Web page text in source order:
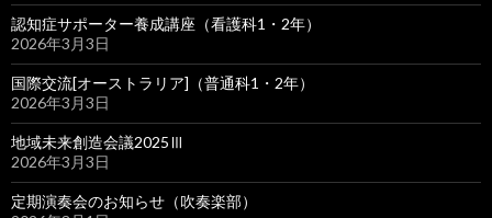
認知症サポーター養成講座（看護科1・2年）
2026年3月3日
国際交流[オーストラリア]（普通科1・2年）
2026年3月3日
地域未来創造会議2025Ⅲ
2026年3月3日
定期演奏会のお知らせ（吹奏楽部）